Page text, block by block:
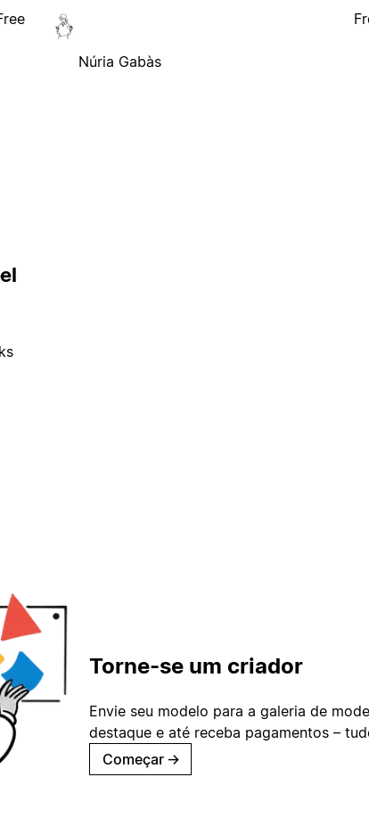
Núria Gabàs
Torne-se um criador
Envie seu modelo para a galeria de
destaque e até receba pagamentos –
Começar →